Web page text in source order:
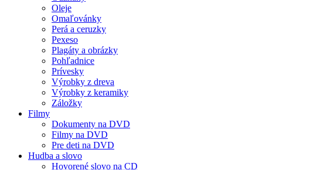
Oleje
Omaľovánky
Perá a ceruzky
Pexeso
Plagáty a obrázky
Pohľadnice
Prívesky
Výrobky z dreva
Výrobky z keramiky
Záložky
Filmy
Dokumenty na DVD
Filmy na DVD
Pre deti na DVD
Hudba a slovo
Hovorené slovo na CD